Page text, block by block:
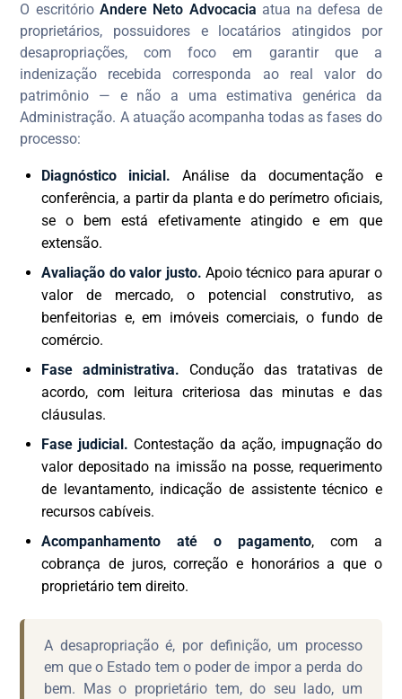
O escritório Andere Neto Advocacia atua na defesa de
proprietários, possuidores e locatários atingidos por
desapropriações, com foco em garantir que a
indenização recebida corresponda ao real valor do
patrimônio — e não a uma estimativa genérica da
Administração. A atuação acompanha todas as fases do
processo:
Diagnóstico inicial. Análise da documentação e
conferência, a partir da planta e do perímetro oficiais,
se o bem está efetivamente atingido e em que
extensão.
Avaliação do valor justo. Apoio técnico para apurar o
valor de mercado, o potencial construtivo, as
benfeitorias e, em imóveis comerciais, o fundo de
comércio.
Fase administrativa. Condução das tratativas de
acordo, com leitura criteriosa das minutas e das
cláusulas.
Fase judicial. Contestação da ação, impugnação do
valor depositado na imissão na posse, requerimento
de levantamento, indicação de assistente técnico e
recursos cabíveis.
Acompanhamento até o pagamento, com a
cobrança de juros, correção e honorários a que o
proprietário tem direito.
A desapropriação é, por definição, um processo
em que o Estado tem o poder de impor a perda do
bem. Mas o proprietário tem, do seu lado, um